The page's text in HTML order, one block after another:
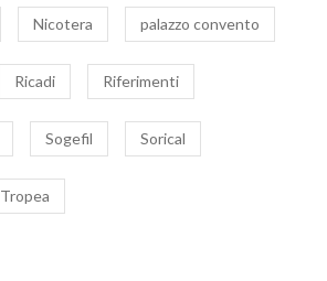
Nicotera palazzo convento
Ricadi Riferimenti
Sogefil Sorical
Tropea